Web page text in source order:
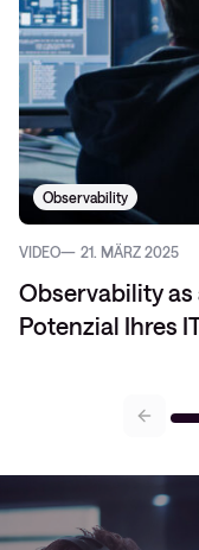
Observability
VIDEO 21. MÄRZ 2025
Observability as
Potenzial Ihres